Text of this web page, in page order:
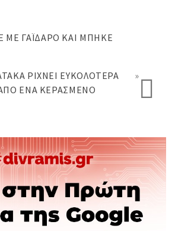
ΜΕ ΓΆΙΔΑΡΟ ΚΑΙ ΜΠΉΚΕ
ΡΊΧΝΕΙ ΕΥΚΟΛΌΤΕΡΑ
ΈΝΑ ΚΕΡΑΣΜΈΝΟ
»